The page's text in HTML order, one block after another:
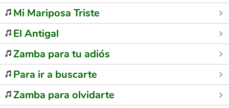
Mi Mariposa Triste
El Antigal
Zamba para tu adiós
Para ir a buscarte
Zamba para olvidarte